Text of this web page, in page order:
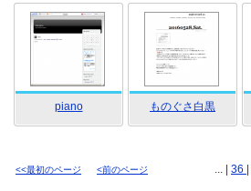
piano ものぐさ白黒
<<最初のページ <前のページ ... | 36